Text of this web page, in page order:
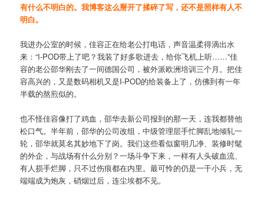
有什么不明白的。我博客这么掰开了揉碎了写，还不是照样有人不
明白。
我进办公室的时候，佳容正在给老公打电话，声音温柔得滴出水
来：“I-POD带上了吧？我装了好多歌进去，给你飞机上听……”佳
容的老公邵华刚去了一间德国公司，被外派欧洲培训三个月。把佳
容高兴的，又是数码相机又是I-POD的给装备上了，仿佛到有一年
半载的熬煎似的。
也不怪佳容像打了鸡血，邵华去新公司报到的那一天，连我都替他
松口气。半年前，邵华的公司改组，中级管理层手忙脚乱地倾轧一
轮，邵华就莫名其妙地下了岗。我们这些看似窗明几净、装修时髦
的外企，与战场有什么分别？一场斗争下来，一样有人头破血流、
有人损手烂脚，只不过伤痕都在内里。最可怜的仍是一干小兵，无
端端成为炮灰，硝烟过后，连尘埃都不见。